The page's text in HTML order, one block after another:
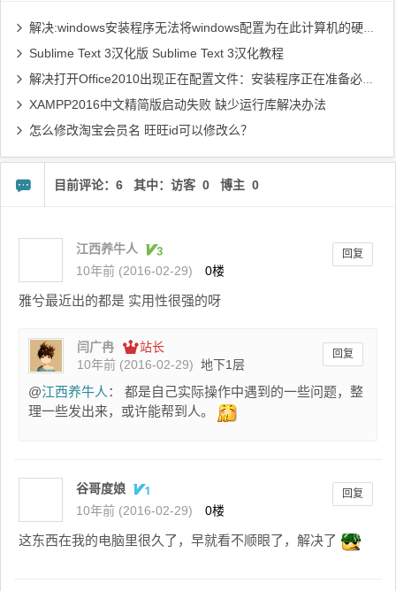
解决:windows安装程序无法将windows配置为在此计算机的硬件上运行
Sublime Text 3汉化版 Sublime Text 3汉化教程
解决打开Office2010出现正在配置文件：安装程序正在准备必要文件...
XAMPP2016中文精简版启动失败 缺少运行库解决办法
怎么修改淘宝会员名 旺旺id可以修改么？
目前评论：6 其中：访客 0 博主 0
江西养牛人
10年前 (2016-02-29)
0楼
回复
雅兮最近出的都是 实用性很强的呀
闫广冉
站长
10年前 (2016-02-29) 地下1层
回复
@江西养牛人 ： 都是自己实际操作中遇到的一些问题，整
理一些发出来，或许能帮到人。
谷哥度娘
10年前 (2016-02-29)
0楼
回复
这东西在我的电脑里很久了，早就看不顺眼了，解决了